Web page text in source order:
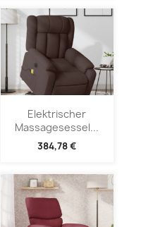
Elektrischer
Massagesessel...
384,78 €